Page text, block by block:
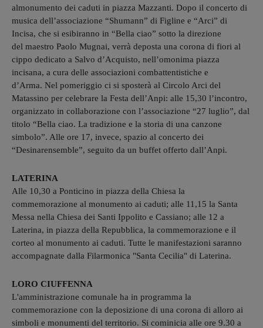
almonumento dei caduti in piazza Mazzanti. Dopo il concerto di
musica dell’associazione “Shumann” di Figline e “Arci” di
Incisa, che si esibiranno in “Bella ciao” sotto la direzione
del maestro Paolo Mugnai, verrà deposta una corona di fiori al
cippo dedicato a Salvo d’Acquisto, nell’omonima piazza
incisana, a cura delle associazioni combattentistiche e
d’Arma. Nel pomeriggio ci si sposterà al Circolo Arci del
Matassino per celebrare la Festa dell’Anpi: alle 15,30 l’incontro,
organizzato in collaborazione con l’associazione “27 luglio”, dal
titolo “Bella ciao. La tradizione e la storia di una canzone
simbolo”. Alle ore 17, invece, spazio al concerto dei
“Desinarensemble”, seguito da un buffet offerto dall’Anpi.
LATERINA
Alle 10,30 a Ponticino in piazza della Chiesa la
commemorazione al monumento ai caduti; alle 11,15 la Santa
Messa nella Chiesa dei Santi Ippolito e Cassiano; alle 12 a
Laterina, in piazza della Repubblica, la commemorazione e il
corteo al monumento ai caduti. Tutte le manifestazioni saranno
accompagnate dalla Filarmonica "Santa Cecilia" di Laterina.
LORO CIUFFENNA
L'amministrazione comunale ha in programma la
commemorazione con la deposizione di una corona di alloro ai
simboli e monumenti del territorio. Si cominicia alle ore 9.30 a